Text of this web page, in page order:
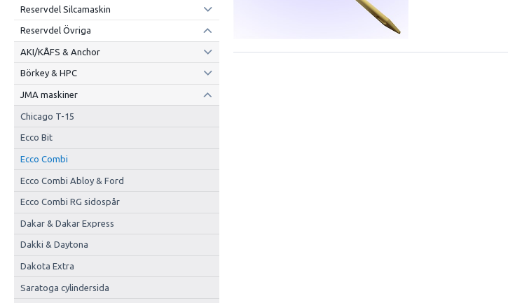
Reservdel Silcamaskin
Reservdel Övriga
AKI/KÅFS & Anchor
Börkey & HPC
JMA maskiner
Chicago T-15
Ecco Bit
Ecco Combi
Ecco Combi Abloy & Ford
Ecco Combi RG sidospår
Dakar & Dakar Express
Dakki & Daytona
Dakota Extra
Saratoga cylindersida